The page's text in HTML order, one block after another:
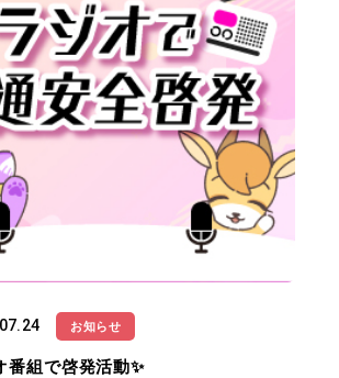
お知らせ
番組で啓発活動✨